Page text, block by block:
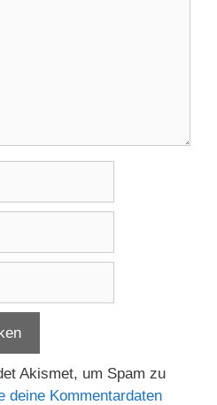
Akismet, um Spam zu
deine Kommentardaten